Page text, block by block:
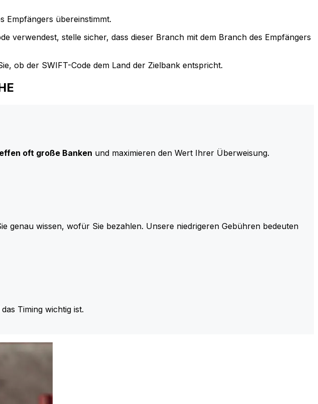
Empfängers übereinstimmt.
verwendest, stelle sicher, dass dieser Branch mit dem Branch des Empfängers
ob der SWIFT-Code dem Land der Zielbank entspricht.
oft große Banken und maximieren den Wert Ihrer Überweisung.
genau wissen, wofür Sie bezahlen. Unsere niedrigeren Gebühren bedeuten
Timing wichtig ist.